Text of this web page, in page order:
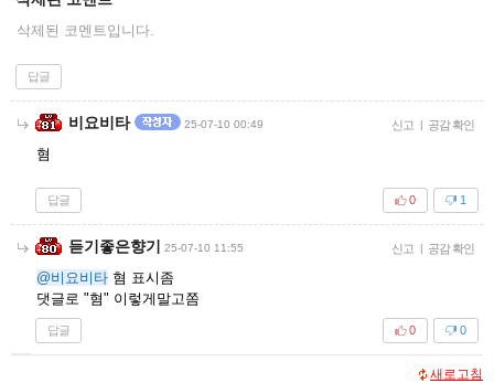
삭제된 코멘트입니다.
답글
비요비타 25-07-10 00:49 신고 | 공감 확인
혐
답글 1
0
듣기좋은향기 25-07-10 11:55 신고 | 공감 확인
@비요비타 혐 표시좀
댓글로 "혐" 이렇게말고쫌
답글 0
0
새로고침